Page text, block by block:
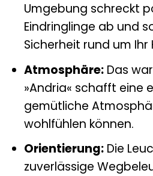
Umgebung schreckt
Eindringlinge ab und
Sicherheit rund um Ihr
Atmosphäre:Das
»Andria« schafft eine
gemütliche
wohlfühlen können.
Orientierung:Die
zuverlässige